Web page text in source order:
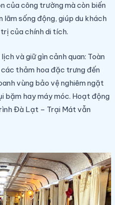
của công trường mà còn biến
lãm sống động, giúp du khách
của chính di tích.
và giữ gìn cảnh quan: Toàn
các thảm hoa đặc trưng đến
vùng bảo vệ nghiêm ngặt
bặm hay máy móc. Hoạt động
Đà Lạt – Trại Mát vẫn